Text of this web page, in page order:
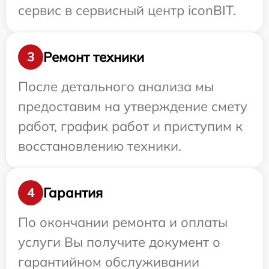
сервис в сервисный центр iconBIT.
3
Ремонт техники
После детального анализа мы
предоставим на утверждение смету
работ, график работ и приступим к
восстановлению техники.
4
Гарантия
По окончании ремонта и оплаты
услуги Вы получите документ о
гарантийном обслуживании